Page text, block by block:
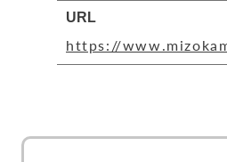
URL
https://